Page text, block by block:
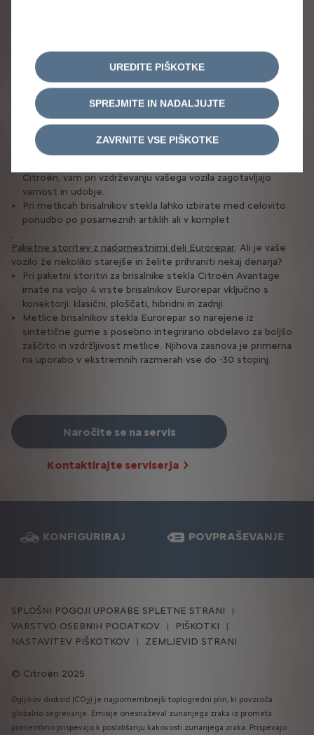
metlice brisalcev, ki ustrezajo popolnoma vašemu avtomobilu.
Paketna storitev z vsemi vštetimi stroški zajema:
nov komplet metlic brisalnikov vetrobranskega stekla,
in/ali novo metlico brisalnika zadnjega stekla,
montažo metlic pri Citroënovih strokovnjakih.
Paketne storitev z originalnimi nadomestnimi deli Citroën :
Citroën, vam pri vzdrževanju vašega vozila zagotavljajo
varnost in udobje.
Pri metlicah brisalnikov stekla lahko izbirate med celovito
ponudbo po posameznih artiklih ali v komplet
Paketne storitev z nadomestnimi deli Eurorepar: Ali je vaše
vozilo že nekoliko starejše in želite prihraniti nekaj denarja?
Pri paketni storitvi za brisalnike stekla Citroën Avantage
imate na voljo 4 vrste brisalnikov Eurorepar vključno s
konektorji: klasični, ploščati, hibridni in zadnji.
Metlice brisalnikov stekla Eurorepar so narejene iz
sintetične gume s posebno integrirano obdelavo za boljšo
zaščito in vzdržljivost metlice. Njihova zasnova je primerna
na uporabo v ekstremnih razmerah vse do -30 stopinj.
Naročite se na servis
Kontaktirajte serviserja
Zamenjajte metlice ob prvih znakih obrabe in vsaj enkrat letno.
Izogibajte se, kolikor je mogoče, zelo dolgi izpostavljenosti
neposredni sončni svetlobi brez zaščite.
Ko so brisalci izrabljeni, lahko opraskajo vaše vetrobransko
steklo, zmanjšajo vašo vidljivost in to še posebno ponoči, v
meglenem vremenu ali rahlem dežju, in tako zmanjšajo vašo
varnost na cesti.
KONFIGURIRAJ POVPRAŠEVANJE
Citroën 2025
SPLOŠNI POGOJI UPORABE SPLETNE STRANI
VARSTVO OSEBNIH PODATKOV
PIŠKOTKI
NASTAVITEV PIŠKOTKOV
ZEMLJEVID STRANI
Ogljikov dioksid (CO2) je najpomembnejši toplogredni plin, ki povzroča
globalno segrevanje. Emisije onesnaževal zunanjega zraka iz prometa
pomembno prispevajo k poslabšanju kakovosti zunanjega zraka. Prispevajo
UREDITE PIŠKOTKE
SPREJMITE IN NADALJUJTE
ZAVRNITE VSE PIŠKOTKE